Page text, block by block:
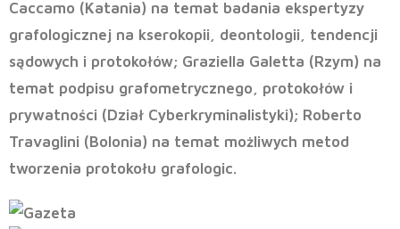
Caccamo (Katania) na temat badania ekspertyzy
grafologicznej na kserokopii, deontologii, tendencji
sądowych i protokołów; Graziella Galetta (Rzym) na
temat podpisu grafometrycznego, protokołów i
prywatności (Dział Cyberkryminalistyki); Roberto
Travaglini (Bolonia) na temat możliwych metod
tworzenia protokołu grafologic.